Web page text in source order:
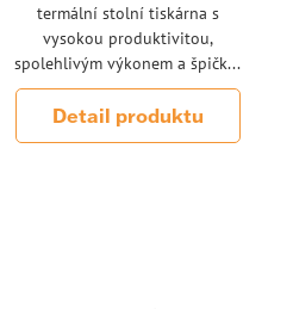
termální stolní tiskárna s
vysokou produktivitou,
spolehlivým výkonem a špičk...
Detail produktu